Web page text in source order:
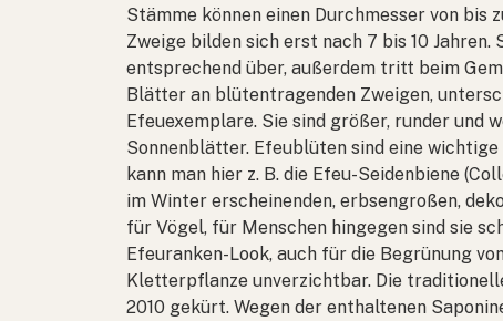
Stämme können einen Durchmesser von
Zweige bilden sich erst nach 7 bis 10
entsprechend über, außerdem tritt beim
Blätter an blütentragenden Zweigen,
Efeuexemplare. Sie sind größer, runder und
Sonnenblätter. Efeublüten sind eine
kann man hier z. B. die Efeu-Seidenbiene (
im Winter erscheinenden, erbsengroßen,
für Vögel, für Menschen hingegen sind sie
Efeuranken-Look, auch für die Begrünung
Kletterpflanze unverzichtbar. Die
2010 gekürt. Wegen der enthaltenen